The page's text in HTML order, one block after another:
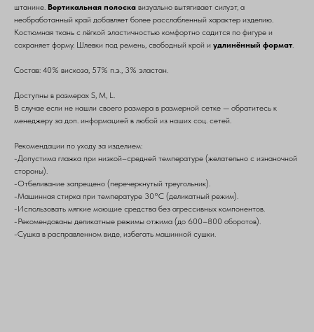
штанине. Вертикальная полоска визуально вытягивает силуэт, а
необработанный край добавляет более расслабленный характер изделию.
Костюмная ткань с лёгкой эластичностью комфортно садится по фигуре и
сохраняет форму. Шлевки под ремень, свободный крой и удлинённый формат
Состав: 40% вискоза, 57% п.э., 3% эластан.
Доступны в размерах S, M, L.
В случае если не нашли своего размера в размерной сетке — обратитесь к
менеджеру за доп. информацией в любой из наших соц. сетей.
Рекомендации по уходу за изделием:
-Допустима глажка при низкой–средней температуре (желательно с изнаночной
стороны).
-Отбеливание запрещено (перечеркнутый треугольник).
-Машинная стирка при температуре 30°C (деликатный режим).
-Использовать мягкие моющие средства без агрессивных компонентов.
-Рекомендованы деликатные режимы отжима (до 600–800 оборотов).
-Сушка в расправленном виде, избегать машинной сушки.